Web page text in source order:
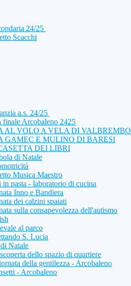
24/25
Scacchi
a.s. 24/25
finale Arcobaleno 2425
AL VOLO A VELA DI VALBREMBO
GAMEC E MULINO DI BARESI
DEI LIBRI
di Natale
Musica Maestro
in pasta - laboratorio di cucina
Inno e Bandiera
dei calzini spaiati
sulla consapevolezza dell'autismo
al parco
S. Lucia
Natale
dello spazio di quartiere
della gentilezza - Arcobaleno
- Arcobaleno